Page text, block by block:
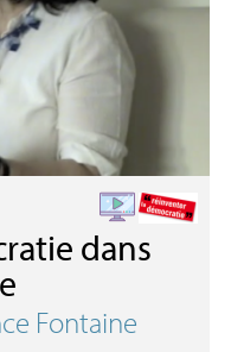
dans
Fontaine